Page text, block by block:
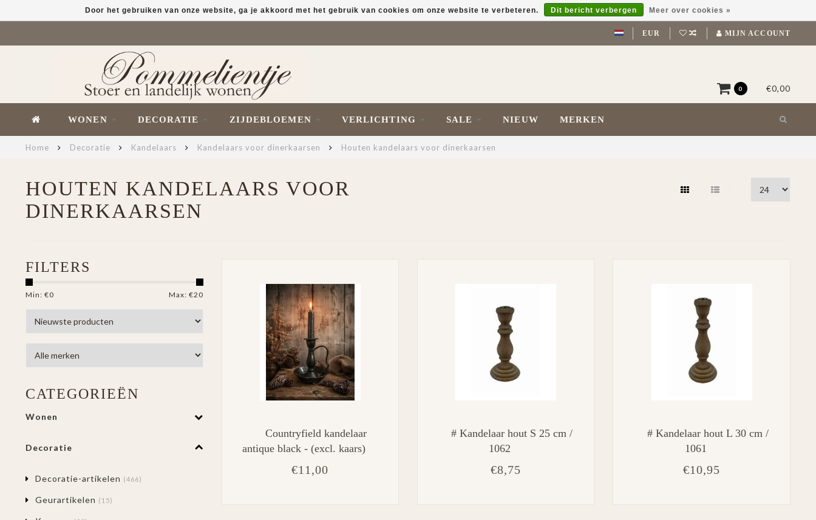
EUR MIJN ACCOUNT
0 €0,00
WONEN DECORATIE ZIJDEBLOEMEN VERLICHTING SALE NIEUW MERKEN
Home Decoratie Kandelaars Kandelaars voor dinerkaarsen Houten kandelaars voor dinerkaarsen
HOUTEN KANDELAARS VOOR
DINERKAARSEN
FILTERS
Min: €0 Max: €20
CATEGORIEËN
Wonen
Decoratie
Decoratie-artikelen (466)
Geurartikelen (15)
Countryfield kandelaar
antique black - (excl. kaars)
€11,00
# Kandelaar hout S 25 cm /
1062
€8,75
# Kandelaar hout L 30 cm /
1061
€10,95
Door het gebruiken van onze website, ga je akkoord met het gebruik van cookies om onze website te verbeteren. Dit bericht verbergen Meer over cookies »